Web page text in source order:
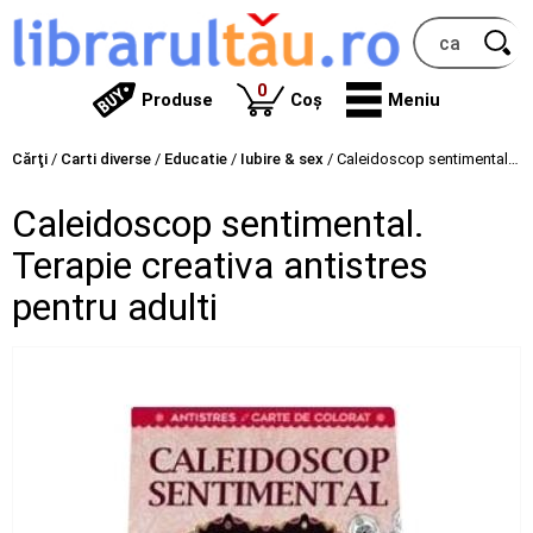
Produse 0produse
Coș Meniu
Cărţi / Carti diverse / Educatie / Iubire & sex / Caleidoscop sentimental. Terapie creativa antistres pentru adulti
Caleidoscop sentimental.
Terapie creativa antistres
pentru adulti